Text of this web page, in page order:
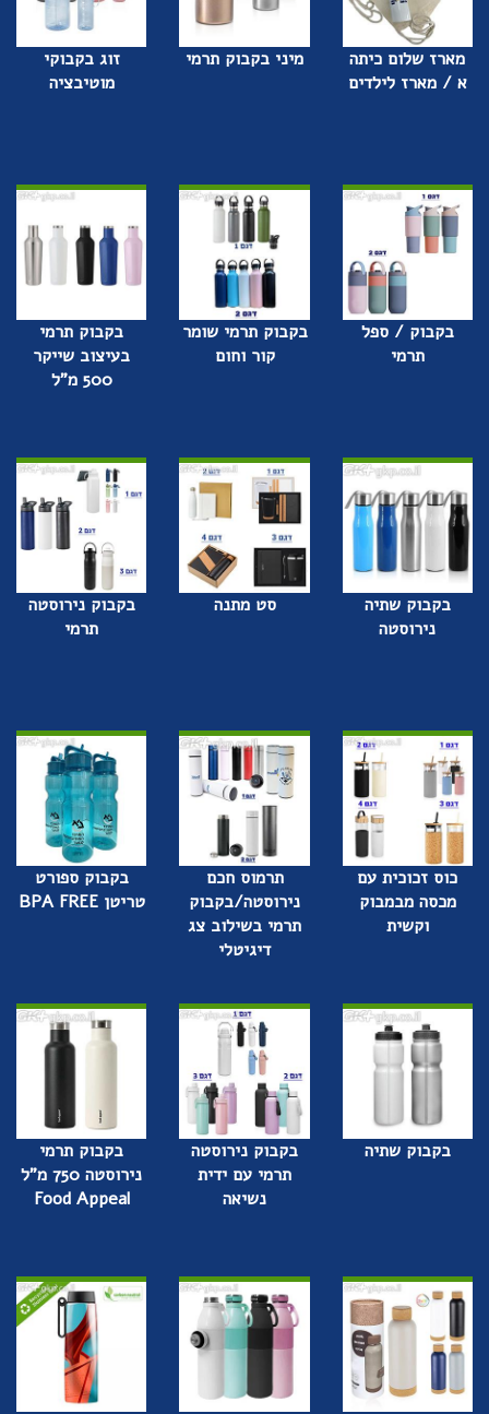
מארז שלום כיתה
א / מארז לילדים
מיני בקבוק תרמי
זוג בקבוקי
מוטיבציה
בקבוק / ספל
תרמי
בקבוק תרמי שומר
קור וחום
בקבוק תרמי
בעיצוב שייקר
500 מ"ל
בקבוק שתיה
נירוסטה
סט מתנה
בקבוק נירוסטה
תרמי
כוס זכוכית עם
מכסה מבמבוק
וקשית
תרמוס חכם
נירוסטה/בקבוק
תרמי בשילוב צג
דיגיטלי
בקבוק ספורט
טריטן BPA FREE
בקבוק שתיה
בקבוק נירוסטה
תרמי עם ידית
נשיאה
בקבוק תרמי
נירוסטה 750 מ"ל
Food Appeal